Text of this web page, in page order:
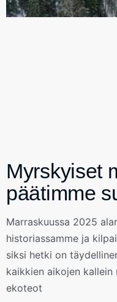
Myrskyiset
päätimme
Marraskuussa 2025
historiassamme ja
siksi hetki on
kaikkien aikojen kallein
ekoteot